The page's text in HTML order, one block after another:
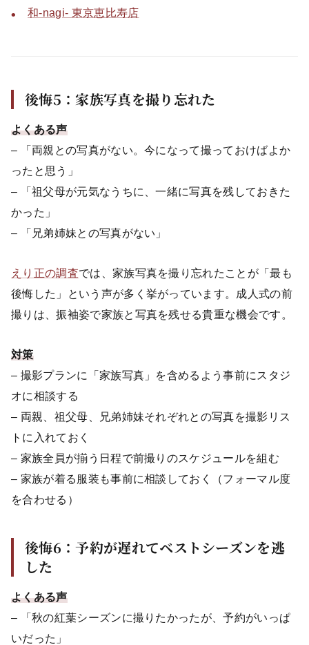
和-nagi- 東京恵比寿店
後悔5：家族写真を撮り忘れた
よくある声
– 「両親との写真がない。今になって撮っておけばよか
ったと思う」
– 「祖父母が元気なうちに、一緒に写真を残しておきた
かった」
– 「兄弟姉妹との写真がない」
えり正の調査では、家族写真を撮り忘れたことが「最も
後悔した」という声が多く挙がっています。成人式の前
撮りは、振袖姿で家族と写真を残せる貴重な機会です。
対策
– 撮影プランに「家族写真」を含めるよう事前にスタジ
オに相談する
– 両親、祖父母、兄弟姉妹それぞれとの写真を撮影リス
トに入れておく
– 家族全員が揃う日程で前撮りのスケジュールを組む
– 家族が着る服装も事前に相談しておく（フォーマル度
を合わせる）
後悔6：予約が遅れてベストシーズンを逃
した
よくある声
– 「秋の紅葉シーズンに撮りたかったが、予約がいっぱ
いだった」